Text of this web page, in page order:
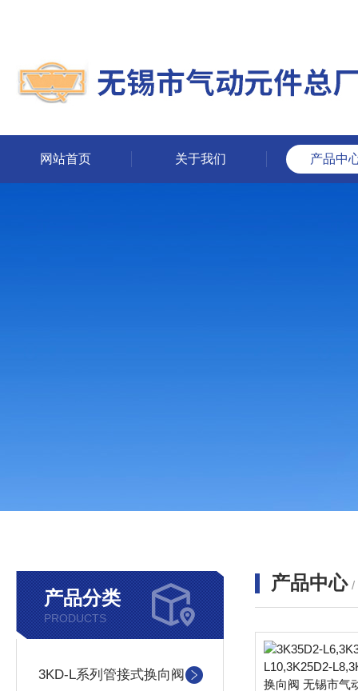
网站首页 关于我们 产品中
产品分类
PRODUCTS
3KD-L系列管接式换向阀
产品中心 /